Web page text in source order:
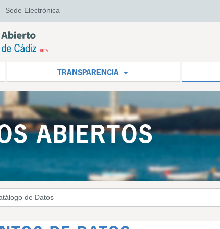
Sede Electrónica
TRANSPARENCIA
ABIERTOS
de Datos